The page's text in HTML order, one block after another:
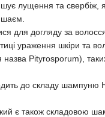
лущення та свербіж,
для догляду за
ураження шкіри та
Pityrosporum),
до складу шампуню
є також складовою